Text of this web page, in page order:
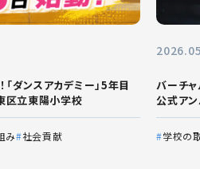
ダンスアカデミー」5年目
区立東陽小学校
み 社会貢献
バーチ
公式ア
学校の